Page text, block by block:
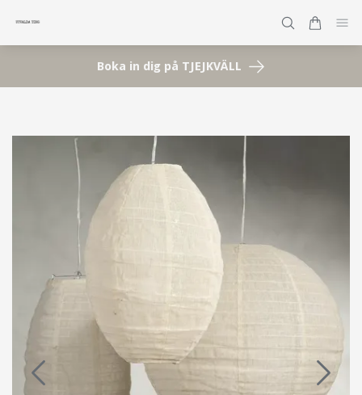
Boka in dig på TJEJKVÄLL